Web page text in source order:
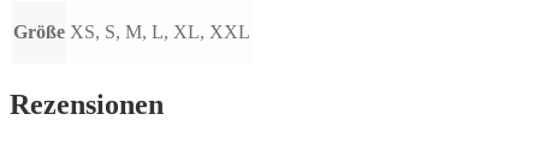
Größe XS, S, M, L, XL, XXL
Rezensionen